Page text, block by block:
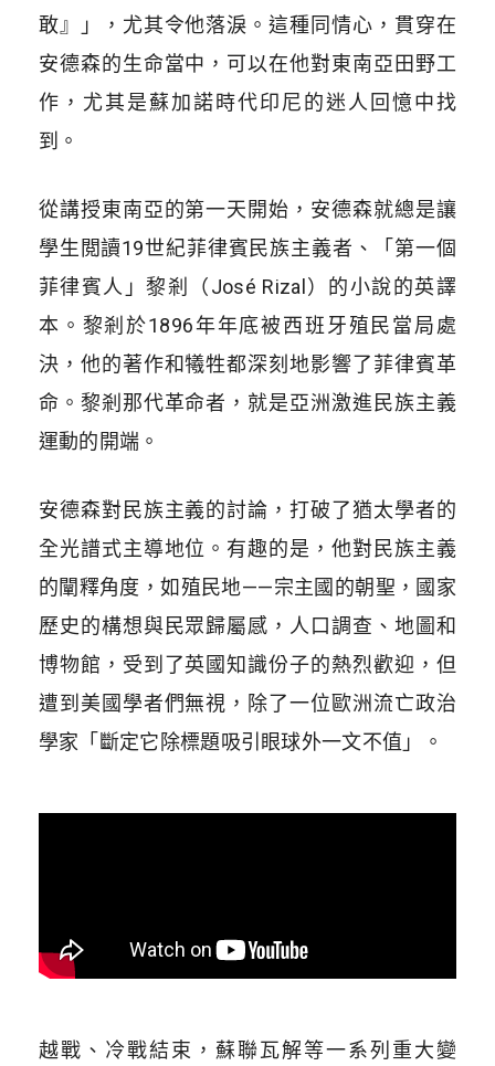
敢』」，尤其令他落淚。這種同情心，貫穿在
安德森的生命當中，可以在他對東南亞田野工
作，尤其是蘇加諾時代印尼的迷人回憶中找
到。
從講授東南亞的第一天開始，安德森就總是讓
學生閲讀19世紀菲律賓民族主義者、「第一個
菲律賓人」黎剎（José Rizal）的小說的英譯
本。黎剎於1896年年底被西班牙殖民當局處
決，他的著作和犧牲都深刻地影響了菲律賓革
命。黎剎那代革命者，就是亞洲激進民族主義
運動的開端。
安德森對民族主義的討論，打破了猶太學者的
全光譜式主導地位。有趣的是，他對民族主義
的闡釋角度，如殖民地——宗主國的朝聖，國家
歷史的構想與民眾歸屬感，人口調查、地圖和
博物館，受到了英國知識份子的熱烈歡迎，但
遭到美國學者們無視，除了一位歐洲流亡政治
學家「斷定它除標題吸引眼球外一文不值」。
越戰、冷戰結束，蘇聯瓦解等一系列重大變